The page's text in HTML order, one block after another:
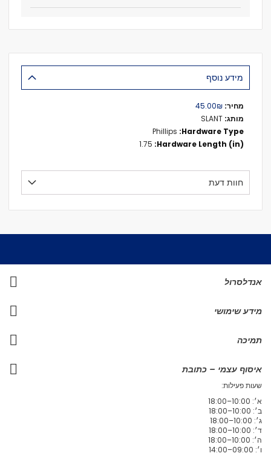
מידע נוסף
מידע
נוסף
₪‏45.00
חוות דעת
אנדלסרול
מידע שימושי
תמיכה
איסוף עצמי – כתובת
שעות פעילות:
א׳: 10:00–18:00
ב׳: 10:00–18:00
ג׳: 10:00–18:00
ד׳: 10:00–18:00
ה׳: 10:00–18:00
ו׳: 09:00–14:00